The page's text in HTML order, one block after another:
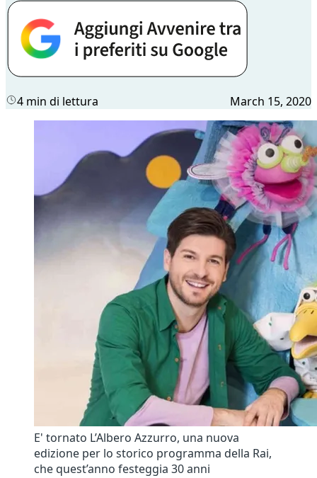
4 min di lettura March 15, 2020
E' tornato L’Albero Azzurro, una nuova
edizione per lo storico programma della Rai,
che quest’anno festeggia 30 anni